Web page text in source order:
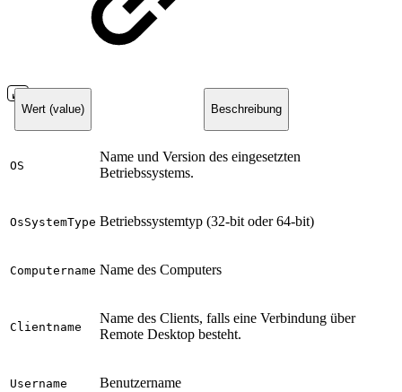
Wert (value) Beschreibung
OS
Name und Version des eingesetzten
Betriebssystems.
OsSystemType Betriebssystemtyp (32-bit oder 64-bit)
Computername Name des Computers
Clientname
Name des Clients, falls eine Verbindung über
Remote Desktop besteht.
Username Benutzername